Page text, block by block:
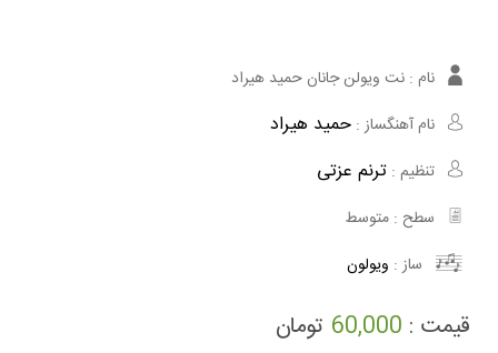
نام : نت ویولن جانان حمید هیراد
نام آهنگساز : حمید هیراد
تنظیم : ترنم عزتی
سطح : متوسط
ساز : ویولون
قیمت : 60,000 تومان